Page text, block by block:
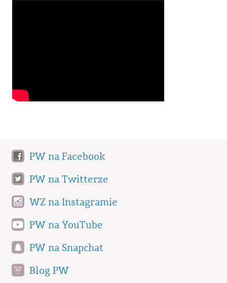
PW na Facebook
PW na Twitterze
WZ na Instagramie
PW na YouTube
PW na Snapchat
Blog PW